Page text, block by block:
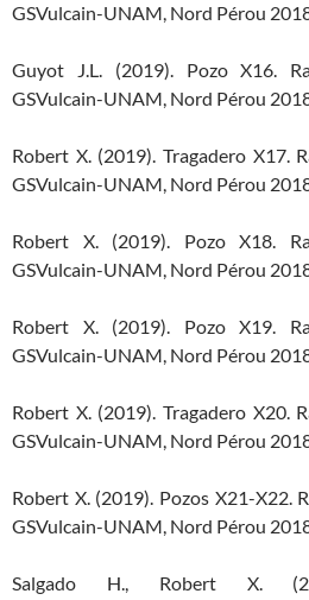
GSVulcain-UNAM, Nord Pérou
Guyot J.L. (2019). Pozo X16.
GSVulcain-UNAM, Nord Pérou
Robert X. (2019). Tragadero X17.
GSVulcain-UNAM, Nord Pérou
Robert X. (2019). Pozo X18.
GSVulcain-UNAM, Nord Pérou
Robert X. (2019). Pozo X19.
GSVulcain-UNAM, Nord Pérou
Robert X. (2019). Tragadero X20.
GSVulcain-UNAM, Nord Pérou
Robert X. (2019). Pozos X21-X22.
GSVulcain-UNAM, Nord Pérou
Salgado H., Robert X.